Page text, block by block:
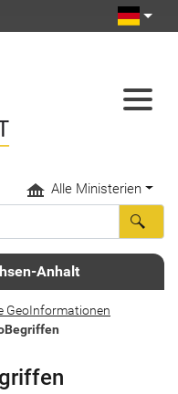
Alle Ministerien
Anhalt
GeoInformationen